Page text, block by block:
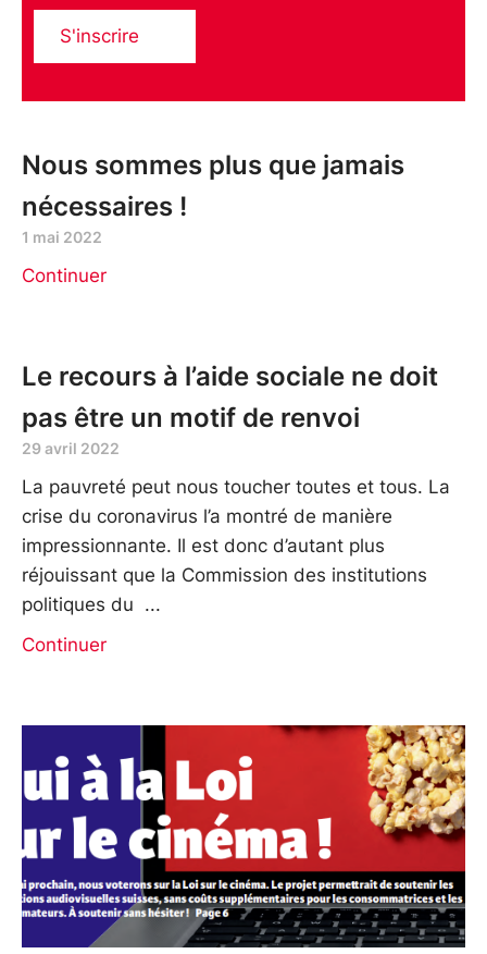
S'inscrire
Nous sommes plus que jamais
nécessaires !
1 mai 2022
Continuer
Le recours à l’aide sociale ne doit
pas être un motif de renvoi
29 avril 2022
La pauvreté peut nous toucher toutes et tous. La
crise du coronavirus l’a montré de manière
impressionnante. Il est donc d’autant plus
réjouissant que la Commission des institutions
politiques du
Continuer